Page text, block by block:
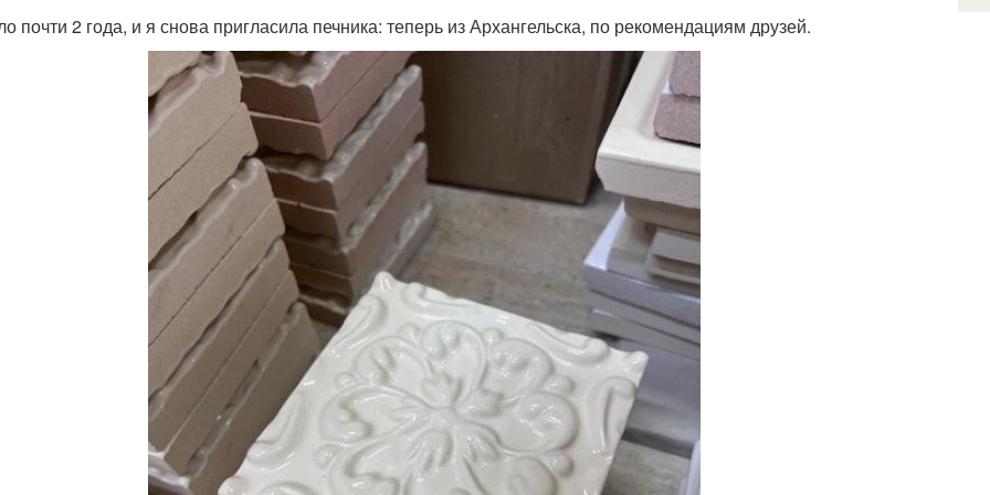
почти 2 года, и я снова пригласила печника: теперь из Архангельска, по рекомендациям друзей.